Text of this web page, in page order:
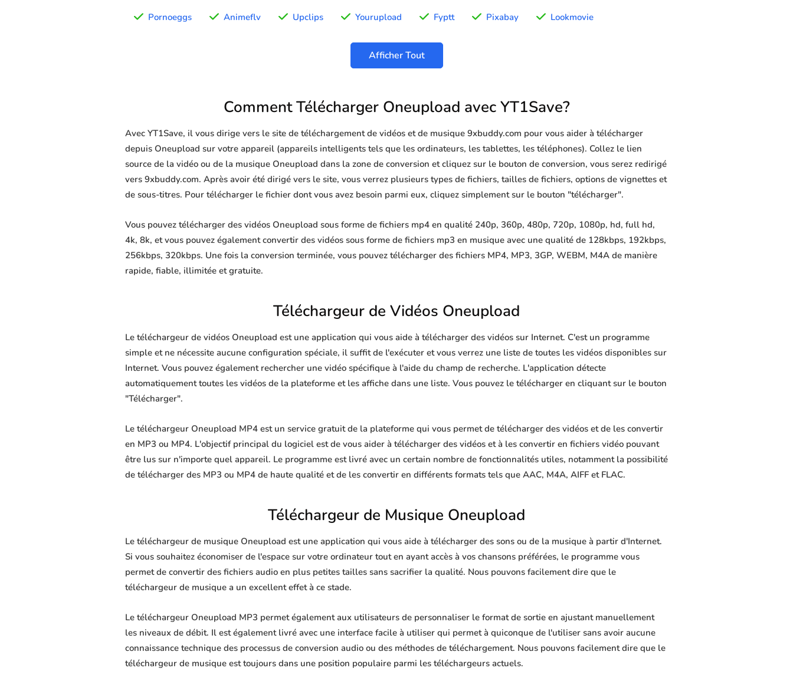
Pornoeggs Animeflv Upclips Yourupload Fyptt Pixabay Lookmovie
Afficher Tout
Comment Télécharger Oneupload avec YT1Save?
Avec YT1Save, il vous dirige vers le site de téléchargement de vidéos et de musique 9xbuddy.com pour vous aider à télécharger
depuis Oneupload sur votre appareil (appareils intelligents tels que les ordinateurs, les tablettes, les téléphones). Collez le lien
source de la vidéo ou de la musique Oneupload dans la zone de conversion et cliquez sur le bouton de conversion, vous serez redirigé
vers 9xbuddy.com. Après avoir été dirigé vers le site, vous verrez plusieurs types de fichiers, tailles de fichiers, options de vignettes et
de sous-titres. Pour télécharger le fichier dont vous avez besoin parmi eux, cliquez simplement sur le bouton "télécharger".
Vous pouvez télécharger des vidéos Oneupload sous forme de fichiers mp4 en qualité 240p, 360p, 480p, 720p, 1080p, hd, full hd,
4k, 8k, et vous pouvez également convertir des vidéos sous forme de fichiers mp3 en musique avec une qualité de 128kbps, 192kbps,
256kbps, 320kbps. Une fois la conversion terminée, vous pouvez télécharger des fichiers MP4, MP3, 3GP, WEBM, M4A de manière
rapide, fiable, illimitée et gratuite.
Téléchargeur de Vidéos Oneupload
Le téléchargeur de vidéos Oneupload est une application qui vous aide à télécharger des vidéos sur Internet. C'est un programme
simple et ne nécessite aucune configuration spéciale, il suffit de l'exécuter et vous verrez une liste de toutes les vidéos disponibles sur
Internet. Vous pouvez également rechercher une vidéo spécifique à l'aide du champ de recherche. L'application détecte
automatiquement toutes les vidéos de la plateforme et les affiche dans une liste. Vous pouvez le télécharger en cliquant sur le bouton
"Télécharger".
Le téléchargeur Oneupload MP4 est un service gratuit de la plateforme qui vous permet de télécharger des vidéos et de les convertir
en MP3 ou MP4. L'objectif principal du logiciel est de vous aider à télécharger des vidéos et à les convertir en fichiers vidéo pouvant
être lus sur n'importe quel appareil. Le programme est livré avec un certain nombre de fonctionnalités utiles, notamment la possibilité
de télécharger des MP3 ou MP4 de haute qualité et de les convertir en différents formats tels que AAC, M4A, AIFF et FLAC.
Téléchargeur de Musique Oneupload
Le téléchargeur de musique Oneupload est une application qui vous aide à télécharger des sons ou de la musique à partir d'Internet.
Si vous souhaitez économiser de l'espace sur votre ordinateur tout en ayant accès à vos chansons préférées, le programme vous
permet de convertir des fichiers audio en plus petites tailles sans sacrifier la qualité. Nous pouvons facilement dire que le
téléchargeur de musique a un excellent effet à ce stade.
Le téléchargeur Oneupload MP3 permet également aux utilisateurs de personnaliser le format de sortie en ajustant manuellement
les niveaux de débit. Il est également livré avec une interface facile à utiliser qui permet à quiconque de l'utiliser sans avoir aucune
connaissance technique des processus de conversion audio ou des méthodes de téléchargement. Nous pouvons facilement dire que le
téléchargeur de musique est toujours dans une position populaire parmi les téléchargeurs actuels.